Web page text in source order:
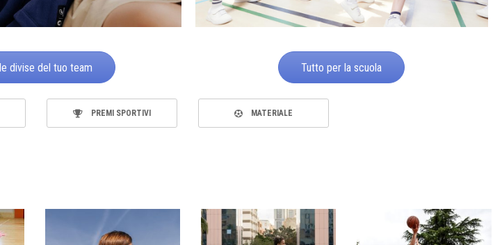
divise del tuo team Tutto per la scuola
PREMI SPORTIVI MATERIALE